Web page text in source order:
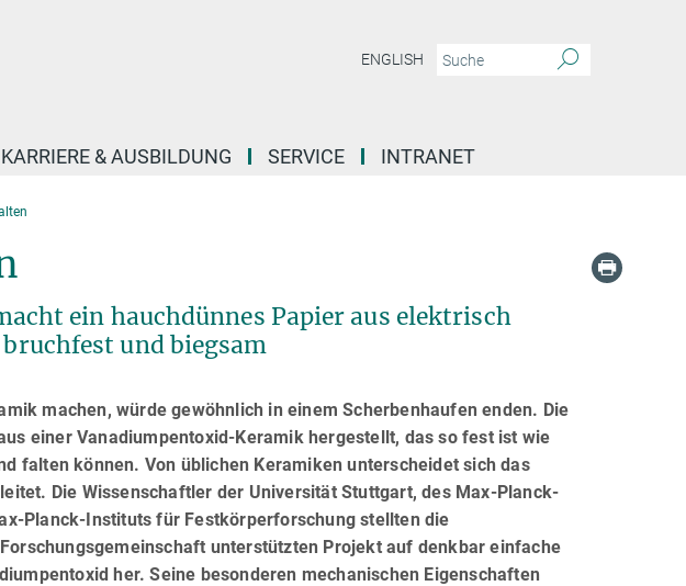
ENGLISH
KARRIERE & AUSBILDUNG SERVICE INTRANET
ein hauchdünnes Papier aus elektrisch
und biegsam
machen, würde gewöhnlich in einem Scherbenhaufen enden. Die
einer Vanadiumpentoxid-Keramik hergestellt, das so fest ist wie
falten können. Von üblichen Keramiken unterscheidet sich das
Die Wissenschaftler der Universität Stuttgart, des Max-Planck-
Planck-Instituts für Festkörperforschung stellten die
unterstützten Projekt auf denkbar einfache
her. Seine besonderen mechanischen Eigenschaften